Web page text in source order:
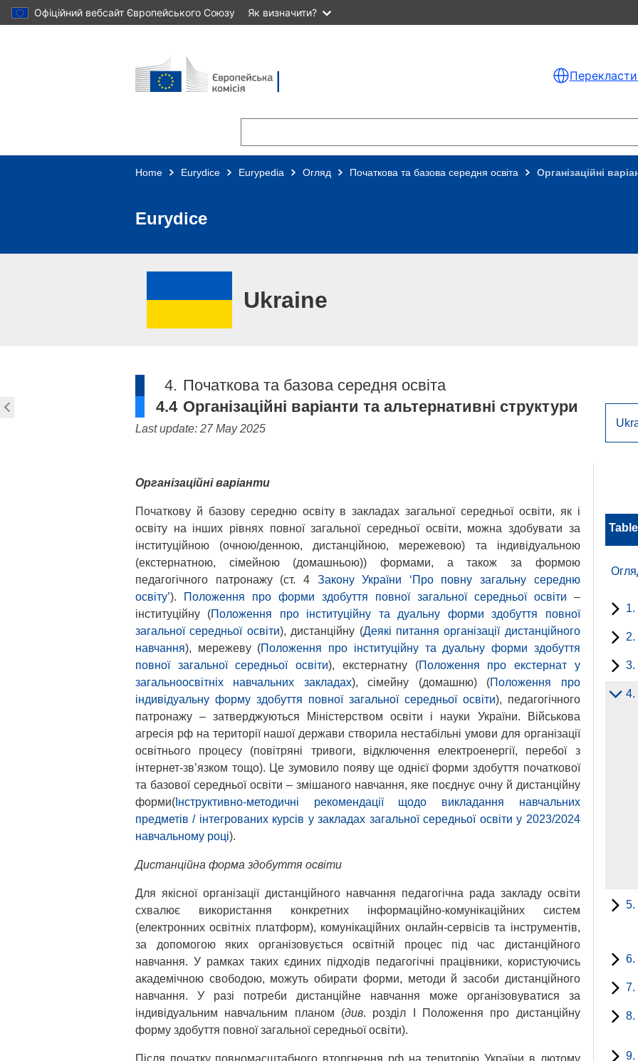
Skip to main content
Офіційний вебсайт Європейського Союзу Як визначити?
Home Eurydice Eurypedia Огляд Початкова та базова середня освіта Організаційні
Eurydice
Ukraine
4. Початкова та базова середня освіта
4.4 Організаційні варіанти та альтернативні структури
Last update: 27 May 2025
Організаційні варіанти
Початкову й базову середню освіту в закладах загальної середньої освіти, як і
освіту на інших рівнях повної загальної середньої освіти, можна здобувати за
інституційною (очною/денною, дистанційною, мережевою) та індивідуальною
(екстернатною, сімейною (домашньою)) формами, а також за формою
педагогічного патронажу (ст. 4 Закону України ‘Про повну загальну середню
освіту’). Положення про форми здобуття повної загальної середньої освіти –
інституційну (Положення про інституційну та дуальну форми здобуття повної
загальної середньої освіти), дистанційну (Деякі питання організації дистанційного
навчання), мережеву (Положення про інституційну та дуальну форми здобуття
повної загальної середньої освіти), екстернатну (Положення про екстернат у
загальноосвітніх навчальних закладах), сімейну (домашню) (Положення про
індивідуальну форму здобуття повної загальної середньої освіти), педагогічного
патронажу – затверджуються Міністерством освіти і науки України. Військова
агресія рф на території нашої держави створила нестабільні умови для організації
освітнього процесу (повітряні тривоги, відключення електроенергії, перебої з
інтернет-зв’язком тощо). Це зумовило появу ще однієї форми здобуття початкової
та базової середньої освіти – змішаного навчання, яке поєднує очну й дистанційну
форми( Інструктивно-методичні рекомендації щодо викладання навчальних
предметів / інтегрованих курсів у закладах загальної середньої освіти у 2023/2024
навчальному році).
Дистанційна форма здобуття освіти
Для якісної організації дистанційного навчання педагогічна рада закладу освіти
схвалює використання конкретних інформаційно-комунікаційних систем
(електронних освітніх платформ), комунікаційних онлайн-сервісів та інструментів,
за допомогою яких організовується освітній процес під час дистанційного
навчання. У рамках таких єдиних підходів педагогічні працівники, користуючись
академічною свободою, можуть обирати форми, методи й засоби дистанційного
навчання. У разі потреби дистанційне навчання може організовуватися за
індивідуальним навчальним планом (див. розділ І Положення про дистанційну
форму здобуття повної загальної середньої освіти).
Після початку повномасштабного вторгнення рф на територію України в лютому
1.
2.
3.
4.
5.
6.
7.
8.
9.